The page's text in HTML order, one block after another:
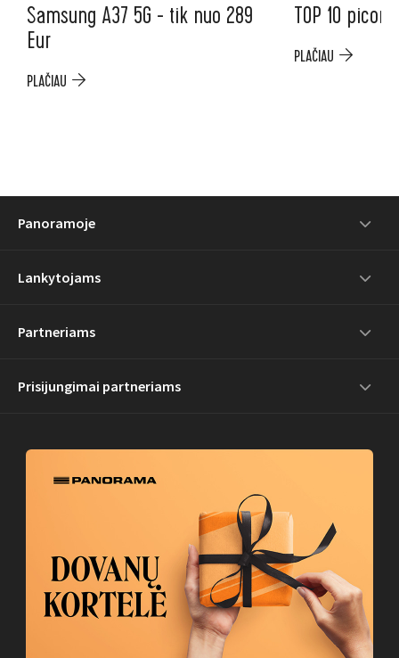
Samsung A37 5G - tik nuo 289
Eur
PLAČIAU
TOP 10
PLAČIAU
Panoramoje
Lankytojams
Partneriams
Prisijungimai partneriams